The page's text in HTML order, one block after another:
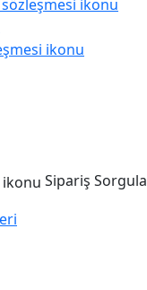
Sipariş Sorgula